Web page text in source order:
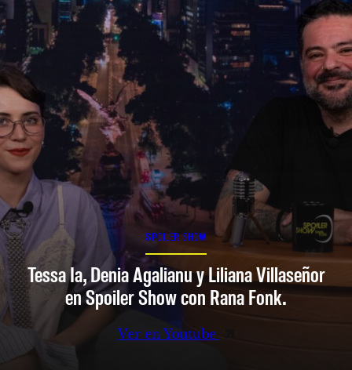
SPOILER SHOW
Tessa Ia, Denia Agalianu y Liliana Villaseñor
en Spoiler Show con Rana Fonk.
Ver en Youtube